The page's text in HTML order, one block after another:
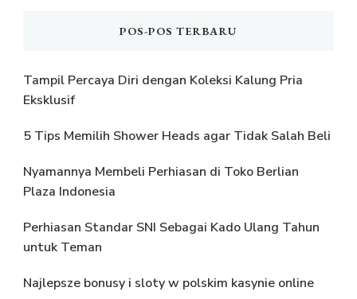
POS-POS TERBARU
Tampil Percaya Diri dengan Koleksi Kalung Pria
Eksklusif
5 Tips Memilih Shower Heads agar Tidak Salah Beli
Nyamannya Membeli Perhiasan di Toko Berlian
Plaza Indonesia
Perhiasan Standar SNI Sebagai Kado Ulang Tahun
untuk Teman
Najlepsze bonusy i sloty w polskim kasynie online